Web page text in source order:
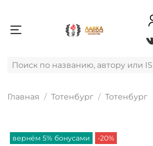
Главная Тотенбург Тотенбург
вернём 5% бонусами
-20%